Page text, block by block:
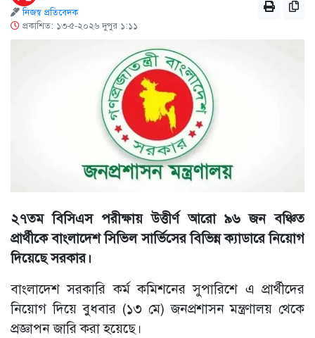
নিজস্ব প্রতিবেদক
প্রকাশিত: ১৩-৫-২০২৬ দুপুর ১:১১
২৭তম বিসিএস পরীক্ষায় উত্তীর্ণ আরো ৯৬ জন বঞ্চিত
প্রার্থীকে বাংলাদেশ সিভিল সার্ভিসের বিভিন্ন ক্যাডারে নিয়োগ
দিয়েছে সরকার।
বাংলাদেশ সরকারি কর্ম কমিশনের সুপারিশে এ প্রার্থীদের
নিয়োগ দিয়ে বুধবার (১৩ মে) জনপ্রশাসন মন্ত্রণালয় থেকে
প্রজ্ঞাপন জারি করা হয়েছে।